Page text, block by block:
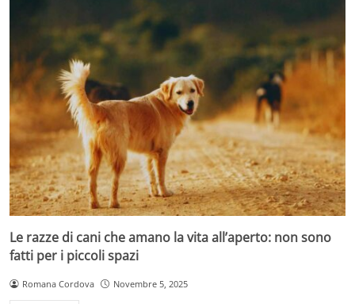
Le razze di cani che amano la vita all’aperto: non sono
fatti per i piccoli spazi
Romana Cordova Novembre 5, 2025